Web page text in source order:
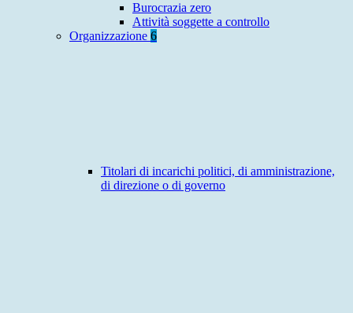
Burocrazia zero
Attività soggette a controllo
Organizzazione 6
Titolari di incarichi politici, di amministrazione,
di direzione o di governo